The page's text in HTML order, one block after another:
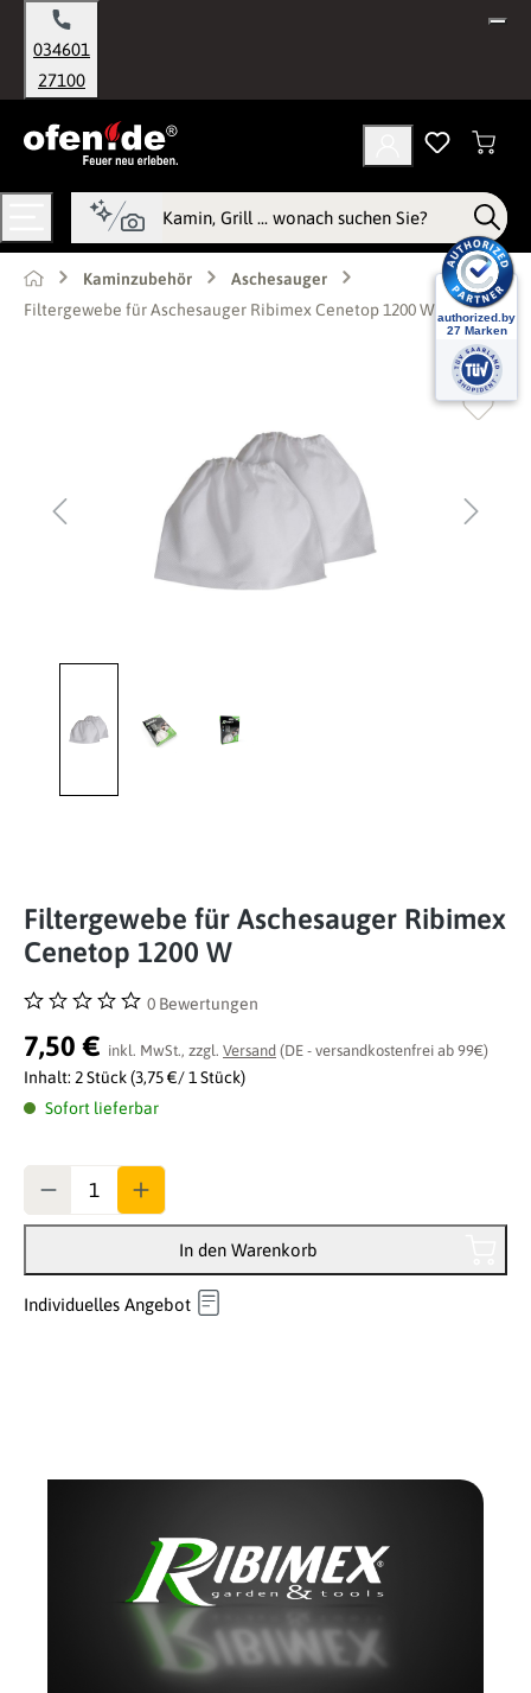
springen
034601
27100
Kaminzubehör
Aschesauger
Filtergewebe für Aschesauger Ribimex Cenetop 1200 W
Filtergewebe für Aschesauger Ribimex
Cenetop 1200 W
Durchschnittliche Bewertung von 0 von 5 Sternen
0 Bewertungen
7,50 € inkl. MwSt., zzgl. Versand (DE - versandkostenfrei ab 99€)
Inhalt: 2 Stück(3,75 €/ 1 Stück)
Sofort lieferbar
In den Warenkorb
Individuelles Angebot